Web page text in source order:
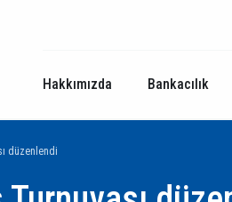
Hakkımızda Bankacılık
düzenlendi